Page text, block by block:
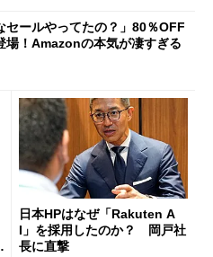
セールやってたの？」80％OFF
場！Amazonの本気が凄すぎる
日本HPはなぜ「Rakuten A
I」を採用したのか？ 岡戸社
長に直撃